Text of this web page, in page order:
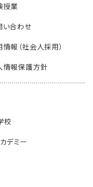
授業
い合わせ
報（社会人採用）
情報保護方針
校
デミー